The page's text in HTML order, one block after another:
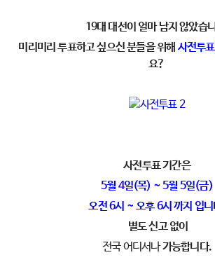
19대 대선이 얼마 남지 않았습
미리미리 투표하고 싶으신 분들을 위해 사전투
요?
사전투표 기간은
5월 4일(목) ~ 5월 5일(금)
오전 6시 ~ 오후 6시 까지 입
별도 신고 없이
전국 어디서나가능합니다.